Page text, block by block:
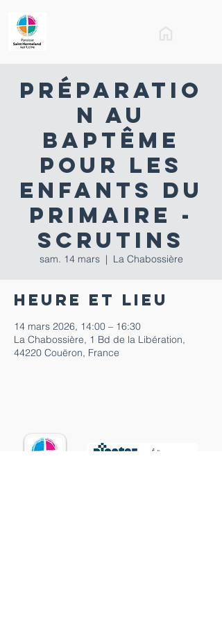
Préparatio
n au
baptême
pour les
enfants du
primaire -
scrutins
sam. 14 mars
  |
La Chabossière
Heure et lieu
14 mars 2026, 14:00 – 16:30
La Chabossière, 1 Bd de la Libération,
44220 Couëron, France